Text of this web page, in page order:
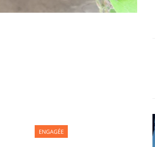
ENGAGÉE